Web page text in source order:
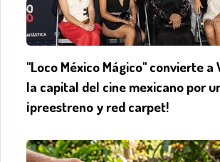
"Loco México Mágico" convierte a
la capital del cine mexicano por
¡preestreno y red carpet!